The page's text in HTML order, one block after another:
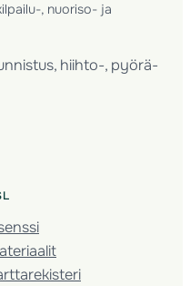
, nuoriso- ja
hiihto-, pyörä-